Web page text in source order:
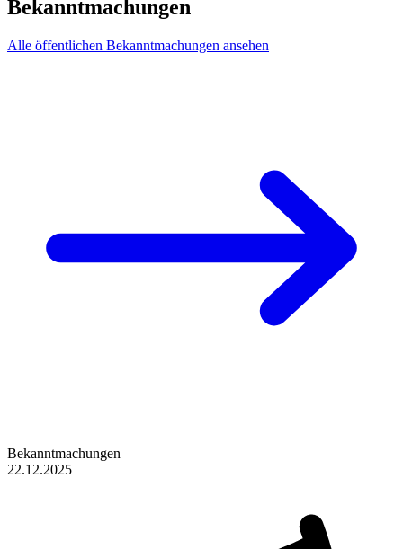
Bekanntmachungen
Alle öffentlichen Bekanntmachungen ansehen
Bekanntmachungen
22.12.2025